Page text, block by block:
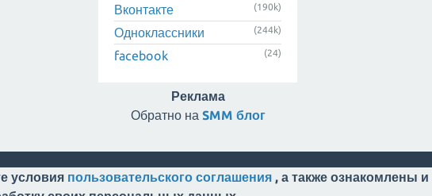
Вконтакте
(190k)
Одноклассники (244k)
facebook (24)
Реклама
Обратно на SMM блог
условия пользовательского соглашения , а также ознакомлены и